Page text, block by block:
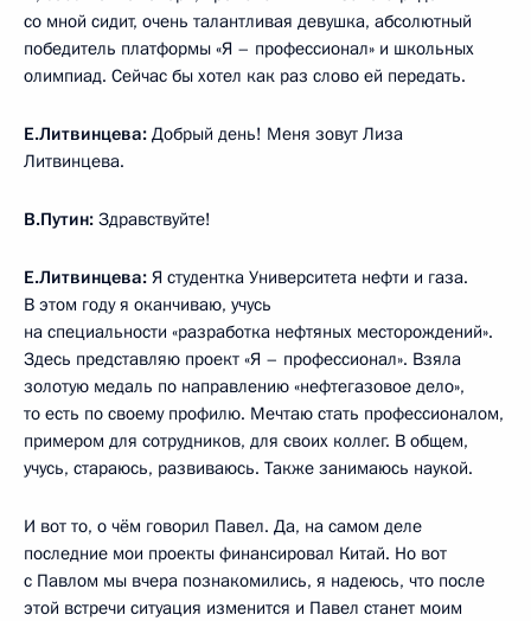
со мной сидит, очень талантливая девушка, абсолютный
победитель платформы «Я – профессионал» и школьных
олимпиад. Сейчас бы хотел как раз слово ей передать.
Е.Литвинцева: Добрый день! Меня зовут Лиза
Литвинцева.
В.Путин: Здравствуйте!
Е.Литвинцева: Я студентка Университета нефти и газа.
В этом году я оканчиваю, учусь
на специальности «разработка нефтяных месторождений».
Здесь представляю проект «Я – профессионал». Взяла
золотую медаль по направлению «нефтегазовое дело»,
то есть по своему профилю. Мечтаю стать профессионалом,
примером для сотрудников, для своих коллег. В общем,
учусь, стараюсь, развиваюсь. Также занимаюсь наукой.
И вот то, о чём говорил Павел. Да, на самом деле
последние мои проекты финансировал Китай. Но вот
с Павлом мы вчера познакомились, я надеюсь, что после
этой встречи ситуация изменится и Павел станет моим